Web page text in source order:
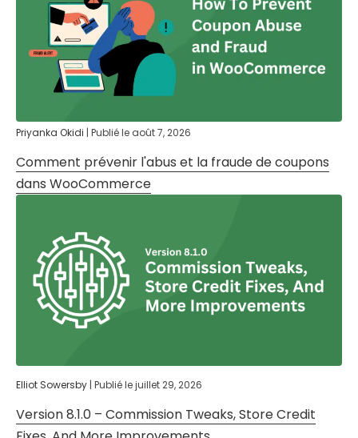
Priyanka Okidi | Publié le août 7, 2026
Comment prévenir l'abus et la fraude de coupons
dans WooCommerce
Elliot Sowersby | Publié lejuillet 29, 2026
Version 8.1.0 – Commission Tweaks, Store Credit